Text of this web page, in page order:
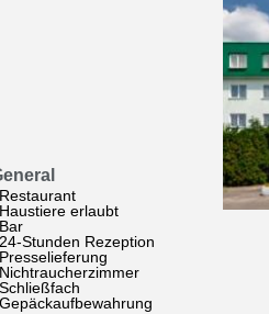
Restaurant
Haustiere erlaubt
Bar
24-Stunden Rezeption
Presselieferung
Nichtraucherzimmer
Schließfach
Gepäckaufbewahrung